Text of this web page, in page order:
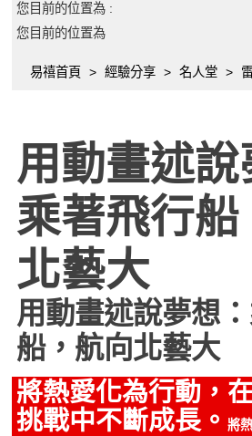
您目前的位置為 :
您目前的位置為
易禧首頁 經驗分享 名人堂
用動畫述說
乘著飛行船
北藝大
用動畫述說夢想
船，航向北藝大
將熱愛化為行動，
挑戰中不斷成長。 將